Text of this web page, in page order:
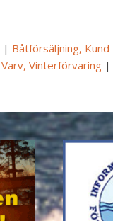
| Båtförsäljning, Kund
Varv, Vinterförvaring |